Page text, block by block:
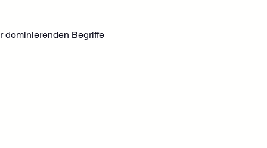
dominierenden Begriffe